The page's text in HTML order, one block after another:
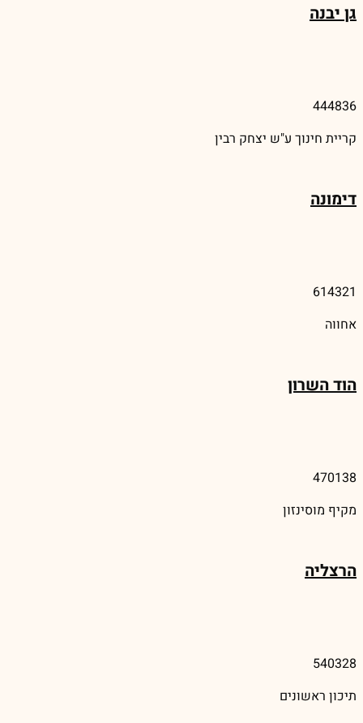
גן יבנה
444836
קריית חינוך ע"ש יצחק רבין
דימונה
614321
אחווה
הוד השרון
470138
מקיף מוסינזון
הרצליה
540328
תיכון ראשונים